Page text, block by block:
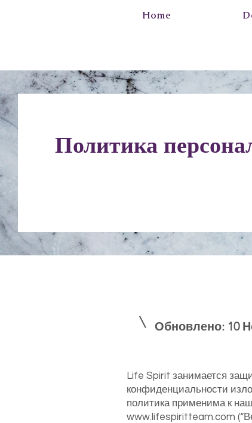
Home
Политика
Обновлено: 10
Life Spirit занимается
конфиденциальности
политика применима к
www.lifespiritteam.com